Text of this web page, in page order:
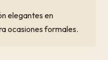
elegantes en
ocasiones formales.